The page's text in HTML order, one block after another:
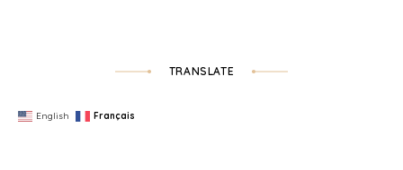
TRANSLATE
English Français